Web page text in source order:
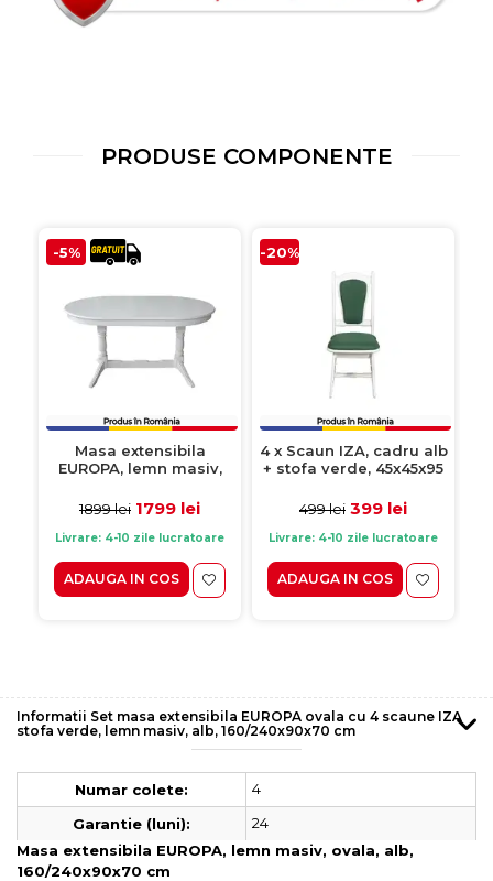
PRODUSE COMPONENTE
-5%
Masa extensibila
EUROPA, lemn masiv,
160/240x90x70 cm
1899 lei 1799 lei
Livrare: 4-10 zile lucratoare
ADAUGA IN COS
-20%
4 x Scaun IZA, cadru alb
+ stofa verde, 45x45x95
499 lei 399 lei
Livrare: 4-10 zile lucratoare
ADAUGA IN COS
Informatii Set masa extensibila EUROPA ovala cu 4 scaune IZA
stofa verde, lemn masiv, alb, 160/240x90x70 cm
Numar colete:
4
Garantie (luni):
24
Masa extensibila EUROPA, lemn masiv, ovala, alb,
160/240x90x70 cm